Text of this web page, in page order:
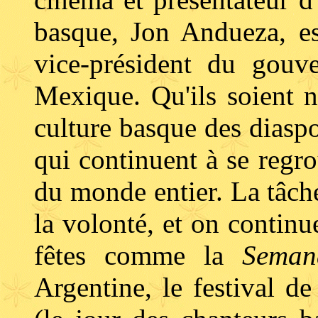
basque, Jon Andueza,
vice-président du
Mexique. Qu'ils soient
culture basque des
qui continuent à se
du monde entier. La
la volonté, et on
fêtes comme la
Argentine, le festival